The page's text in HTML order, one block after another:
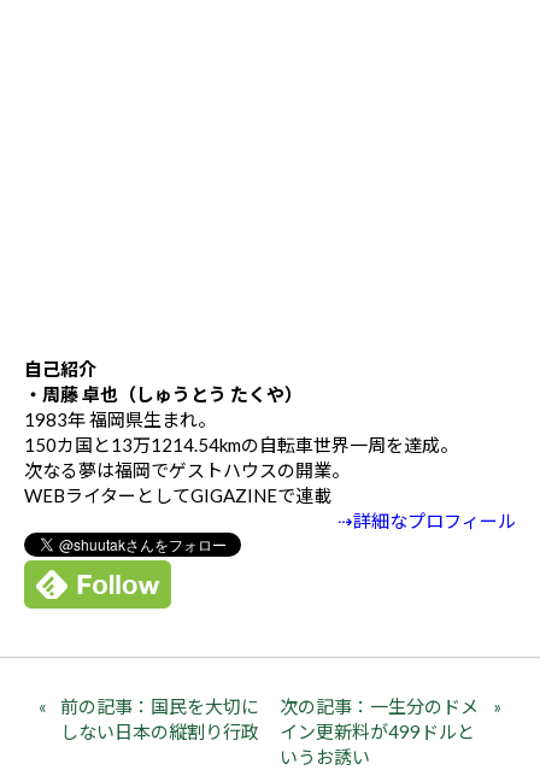
自己紹介
・周藤 卓也（しゅうとう たくや）
1983年 福岡県生まれ。
150カ国と13万1214.54kmの自転車世界一周を達成。
次なる夢は福岡でゲストハウスの開業。
WEBライターとしてGIGAZINEで連載
⇢詳細なプロフィール
前の記事：国民を大切に
しない日本の縦割り行政
次の記事：一生分のドメ
イン更新料が499ドルと
いうお誘い